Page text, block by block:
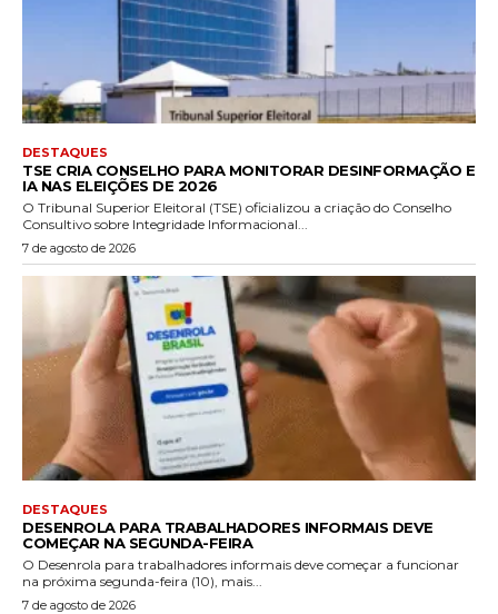
DESTAQUES
TSE CRIA CONSELHO PARA MONITORAR DESINFORMAÇÃO E
IA NAS ELEIÇÕES DE 2026
O Tribunal Superior Eleitoral (TSE) oficializou a criação do Conselho
Consultivo sobre Integridade Informacional...
7 de agosto de 2026
DESTAQUES
DESENROLA PARA TRABALHADORES INFORMAIS DEVE
COMEÇAR NA SEGUNDA-FEIRA
O Desenrola para trabalhadores informais deve começar a funcionar
na próxima segunda-feira (10), mais...
7 de agosto de 2026